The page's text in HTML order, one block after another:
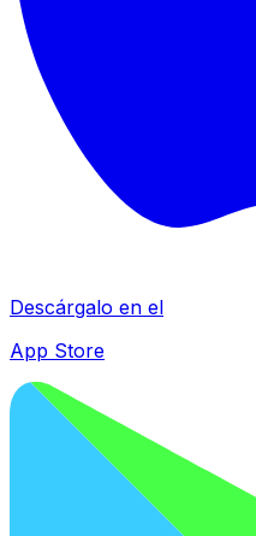
Descárgalo en el
App Store